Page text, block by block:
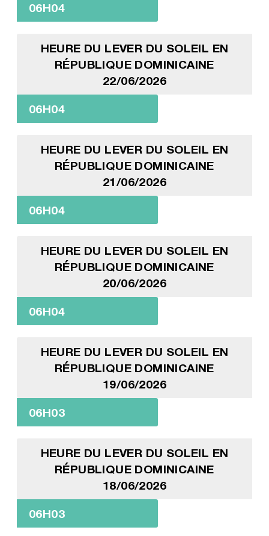
06H04
HEURE DU LEVER DU SOLEIL EN
RÉPUBLIQUE DOMINICAINE
22/06/2026
06H04
HEURE DU LEVER DU SOLEIL EN
RÉPUBLIQUE DOMINICAINE
21/06/2026
06H04
HEURE DU LEVER DU SOLEIL EN
RÉPUBLIQUE DOMINICAINE
20/06/2026
06H04
HEURE DU LEVER DU SOLEIL EN
RÉPUBLIQUE DOMINICAINE
19/06/2026
06H03
HEURE DU LEVER DU SOLEIL EN
RÉPUBLIQUE DOMINICAINE
18/06/2026
06H03